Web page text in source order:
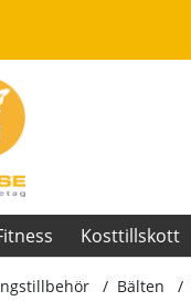
Kosttillskott
Bälten